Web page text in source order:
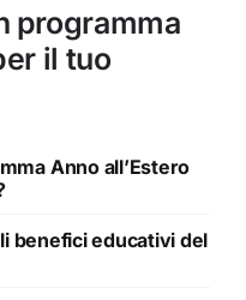
programma
il tuo
Anno all’Estero
benefici educativi del